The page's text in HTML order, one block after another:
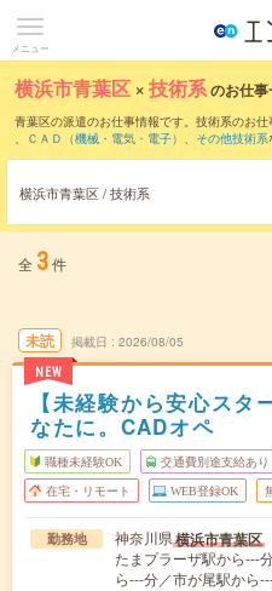
メニュー
横浜市青葉区 ×技術系のお仕
青葉区の派遣のお仕事情報です。技術系のお仕
、
ＣＡＤ（機械・電気・電子） 、 その他技術系
横浜市青葉区 / 技術系
全 3件
未読
NEW
掲載日 2026/08/05
【未経験から安心スタ
なたに。CADオペ
職種未経験OK 交通費別途支給あり
在宅・リモート WEB登録OK
勤務地 神奈川県横浜市青葉区
たまプラーザ駅から---
ら---分／市が尾駅から